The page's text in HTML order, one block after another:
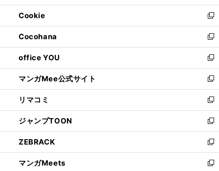
開
く
ウ
で
開
く
ン
ド
ウ
で
開
く
ウ
ィ
ン
ド
ウ
で
開
く
Cookie
新
し
い
ウ
ィ
ン
ド
ウ
で
開
く
Cocohana
新
し
い
ウ
ィ
ン
ド
ウ
で
開
く
office YOU
新
し
い
ウ
ィ
ン
ド
ウ
で
開
く
マンガMee公式サイト
新
し
い
ウ
ィ
ン
ド
ウ
で
リマコミ
新
し
い
ウ
ィ
ン
ド
ジャンプTOON
新
し
い
ウ
ィ
ZEBRACK
新
し
い
マンガMeets
新